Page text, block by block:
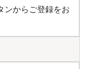
ンからご登録をお